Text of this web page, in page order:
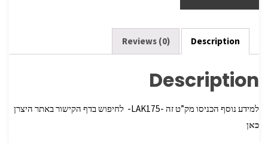
o
o
k
er
e
Description
Reviews (0)
Description
למידע נוסף הכניסו מק”ט זה -LAK175- לחיפוש בדף הקישור באתר היצרן
כאן